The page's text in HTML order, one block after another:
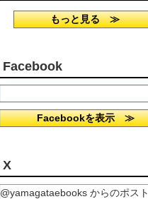
もっと見る ≫
Facebook
Facebookを表示 ≫
X
@yamagataebooks からのポスト